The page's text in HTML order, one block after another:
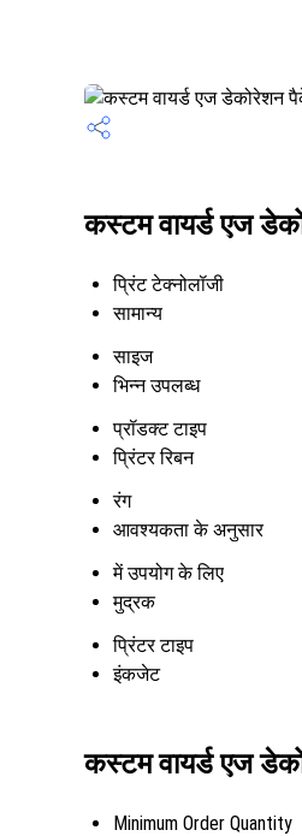
कस्टम वायर्ड एज
प्रिंट टेक्नोलॉजी
सामान्य
साइज
भिन्न उपलब्ध
प्रॉडक्ट टाइप
प्रिंटर रिबन
रंग
आवश्यकता के अनुसार
में उपयोग के लिए
मुद्रक
प्रिंटर टाइप
इंकजेट
कस्टम वायर्ड एज
Minimum Order Quantity